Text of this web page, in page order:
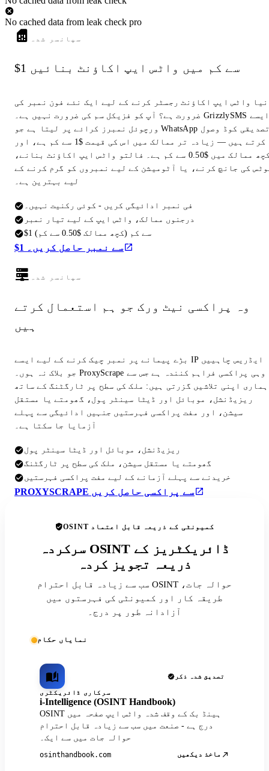
No cached data from leak check pro
سپانسر شدہ
$1 سے کم میں واٹس ایپ اکاؤنٹ بنائیں
نیا واٹس ایپ اکاؤنٹ رجسٹر کرنے کے لیے ایک نئے فون نمبر کی
ضرورت ہے؟ آپ کو فزیکل سم کی ضرورت نہیں ہے۔ GrizzlySMS ایسے
ورچوئل نمبرز کرائے پر لیتا ہے جو WhatsApp تصدیقی کوڈ وصول
کرتے ہیں — زیادہ تر ممالک میں اس کی قیمت $1 سے کم ہے، اور
کچھ ممالک میں $0.50 سے کم ہے۔ فالتو واٹس ایپ اکاؤنٹ بنانے،
کی جانچ کرنے، یا آٹومیشن کے لیے نمبروں کو گرم کرنے کے
لیے بہترین ہے۔
فی نمبر ادائیگی کریں - کوئی رکنیت نہیں۔
درجنوں ممالک، واٹس ایپ کے لیے تیار نمبر
$1 سے کم (کچھ ممالک $0.50 سے کم)
$1 سے نمبر حاصل کریں۔
سپانسر شدہ
وہ پراکسی نیٹ ورک جو ہم استعمال کرتے
ہیں
بڑے پیمانے پر نمبر چیک کرنے کے لیے ایسے IP ایڈریس چاہییں
جو بلاک نہ ہوں۔ ProxyScrape وہی پراکسی فراہم کنندہ ہے جس سے
ہماری اپنی تلاشیں گزرتی ہیں: ملک کی سطح پر ٹارگٹنگ کے ساتھ
ریزیڈنشل، موبائل اور ڈیٹا سینٹر پول، گھومتے یا مستقل
سیشن، اور مفت پراکسی فہرستیں جنہیں ادائیگی سے پہلے
آزمایا جا سکتا ہے۔
ریزیڈنشل، موبائل اور ڈیٹا سینٹر پول
گھومتے یا مستقل سیشن، ملک کی سطح پر ٹارگٹنگ
خریدنے سے پہلے آزمانے کے لیے مفت پراکسی فہرستیں
PROXYSCRAPE سے پراکسی حاصل کریں
OSINT کمیونٹی کے ذریعہ قابل اعتماد
سرکردہ OSINT ڈائریکٹریز کے
ذریعہ تجویز کردہ
سب سے زیادہ قابل احترام OSINT حوالہ جات،
طریقہ کار اور کمیونٹی کی فہرستوں میں
آزادانہ طور پر درج۔
نمایاں حکام
تصدیق شدہ ذکر
سرکاری ڈائریکٹری
i-Intelligence (OSINT Handbook)
OSINT ہینڈ بک کے وقف شدہ واٹس ایپ صفحہ میں
درج ہے - صنعت میں سب سے زیادہ قابل احترام
حوالہ جات میں سے ایک۔
osinthandbook.com ماخذ دیکھیں